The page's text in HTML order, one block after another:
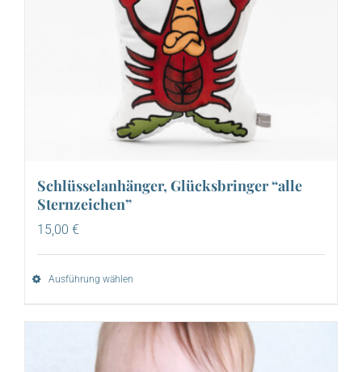
Schlüsselanhänger, Glücksbringer “alle
Sternzeichen”
15,00 €
Ausführung wählen